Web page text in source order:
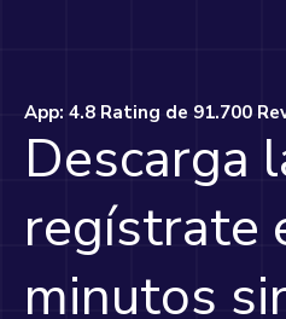
App: 4.8 Rating de 91.700
Descarga
regístrate
minutos